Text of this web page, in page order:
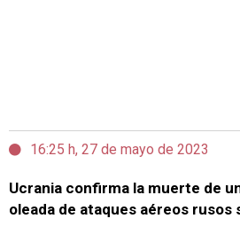
16:25 h, 27 de mayo de 2023
Ucrania confirma la muerte de
oleada de ataques aéreos rusos